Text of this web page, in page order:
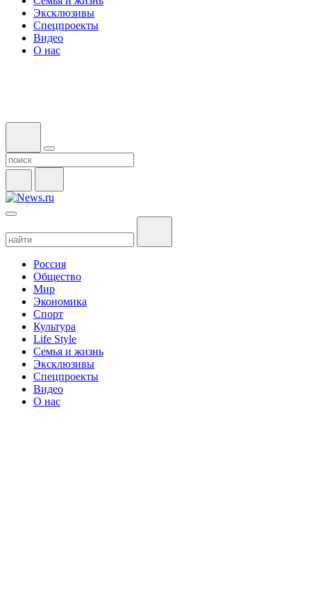
Эксклюзивы
Спецпроекты
Видео
О нас
Россия
Общество
Мир
Экономика
Спорт
Культура
Life Style
Семья и жизнь
Эксклюзивы
Спецпроекты
Видео
О нас